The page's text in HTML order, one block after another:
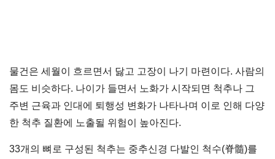
물건은 세월이 흐르면서 닳고 고장이 나기 마련이다. 사람의
몸도 비슷하다. 나이가 들면서 노화가 시작되면 척추나 그
주변 근육과 인대에 퇴행성 변화가 나타나며 이로 인해 다양
한 척추 질환에 노출될 위험이 높아진다.
33개의 뼈로 구성된 척추는 중추신경 다발인 척수(脊髓)를